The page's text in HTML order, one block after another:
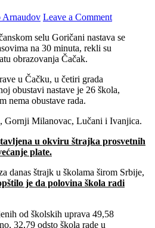
Leave a Comment
selu Goričani nastava se
na 30 minuta, rekli su
obrazovanja Čačak.
u Čačku, u četiri grada
obustavi nastave je 26 škola,
nema obustave rada.
Gornji Milanovac, Lučani i Ivanjica.
u okviru štrajka prosvetnih
plate.
danas štrajk u školama širom Srbije,
je da polovina škola radi
od školskih uprava 49,58
32,79 odsto škola rade u